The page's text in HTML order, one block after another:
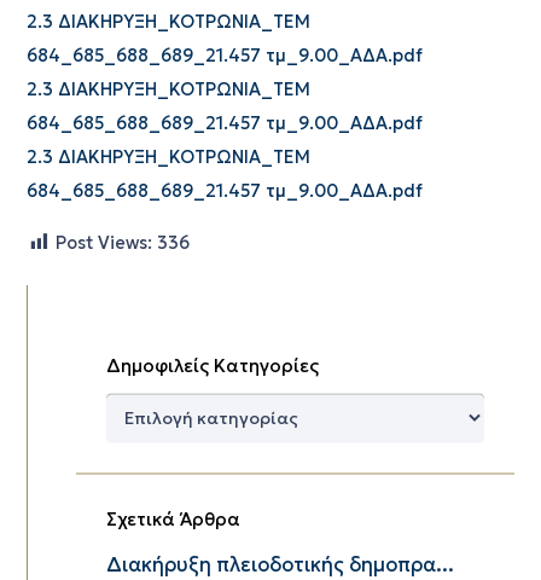
2.3 ΔΙΑΚΗΡΥΞΗ_ΚΟΤΡΩΝΙΑ_ΤΕΜ
684_685_688_689_21.457 τμ_9.00_ΑΔΑ.pdf
2.3 ΔΙΑΚΗΡΥΞΗ_ΚΟΤΡΩΝΙΑ_ΤΕΜ
684_685_688_689_21.457 τμ_9.00_ΑΔΑ.pdf
2.3 ΔΙΑΚΗΡΥΞΗ_ΚΟΤΡΩΝΙΑ_ΤΕΜ
684_685_688_689_21.457 τμ_9.00_ΑΔΑ.pdf
Post Views: 336
Δημοφιλείς Κατηγορίες
Δημοφιλείς
Σχετικά Άρθρα
Διακήρυξη πλειοδοτικής δημοπρα...